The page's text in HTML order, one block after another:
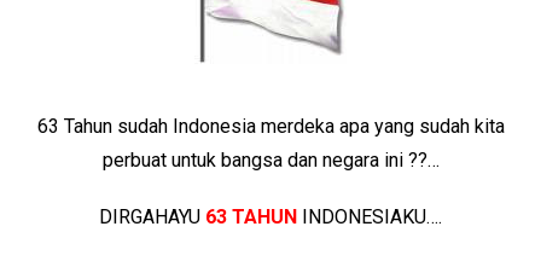
63 Tahun sudah Indonesia merdeka apa yang sudah kita
perbuat untuk bangsa dan negara ini ??…
DIRGAHAYU 63 TAHUN INDONESIAKU….